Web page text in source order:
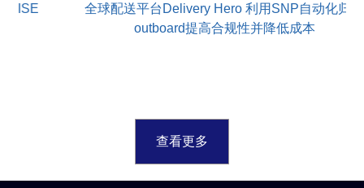
全球配送平台Delivery Hero 利用SNP自动化归档
outboard提高合规性并降低成本
阿
查看更多